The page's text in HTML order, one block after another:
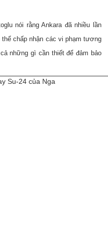
nói rằng Ankara đã nhiều lần
chấp nhận các vi phạm tương
những gì cần thiết để đảm bảo